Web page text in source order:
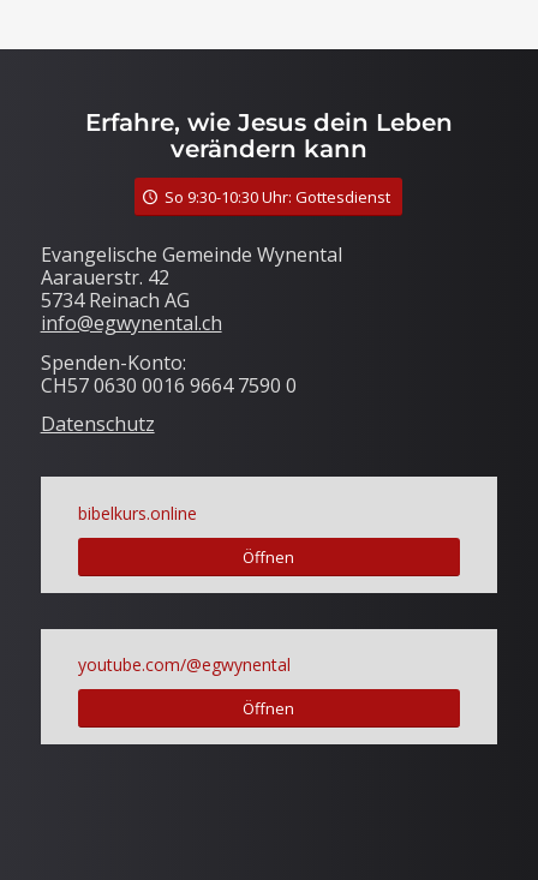
Erfahre, wie Jesus dein Leben
verändern kann
So 9:30-10:30 Uhr: Gottesdienst
Evangelische Gemeinde Wynental
Aarauerstr. 42
5734 Reinach AG
info@egwynental.ch
Spenden-Konto:
CH57 0630 0016 9664 7590 0
Datenschutz
bibelkurs.online
Öffnen
youtube.com/@egwynental
Öffnen